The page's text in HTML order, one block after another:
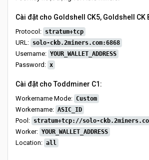
Cài đặt cho Goldshell CK5, Goldshell CK
Protocol: stratum+tcp
URL: solo-ckb.2miners.com:6868
Username: YOUR_WALLET_ADDRESS
Password: x
Cài đặt cho Toddminer C1:
Workername Mode: Custom
Workername: ASIC_ID
Pool: stratum+tcp://solo-
Worker: YOUR_WALLET_ADDRESS
Location: all